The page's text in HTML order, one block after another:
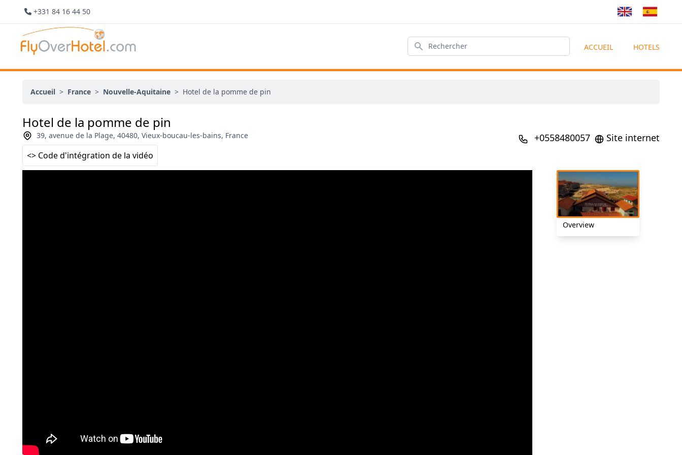
+331 84 16 44 50
Rechercher ACCUEIL HOTELS
Accueil > France > Nouvelle-Aquitaine > Hotel de la pomme de pin
Hotel de la pomme de pin
39, avenue de la Plage, 40480, Vieux-boucau-les-bains, France +0558480057 Site internet
<> Code d'intégration de la vidéo
Overview